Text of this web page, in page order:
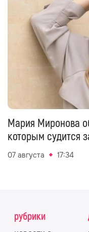
Мария Миронова
которым судится
07 августа 17:34
рубрики